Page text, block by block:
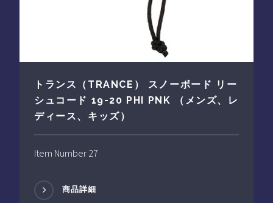
トランス（TRANCE） スノーボード リー
シュコード 19-20 PHI PNK （メンズ、レ
ディース、キッズ）
Item Number 27
商品詳細